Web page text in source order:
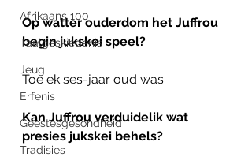
Afrikaans 100
Taalgeskiedenis
Jeug
Erfenis
Geestesgesondheid
Tradisies
Op watter ouderdom het Juffrou
begin jukskei speel?
Toe ek ses-jaar oud was.
Kan Juffrou verduidelik wat
presies jukskei behels?